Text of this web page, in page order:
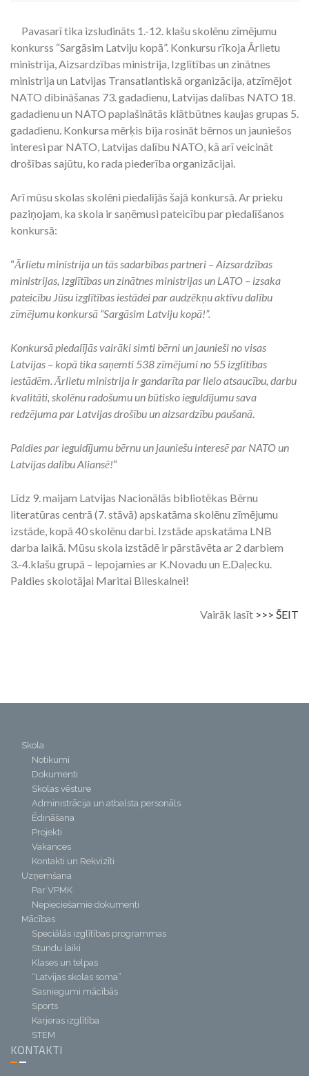
Pavasarī tika izsludināts 1.-12. klašu skolēnu zīmējumu
konkurss “Sargāsim Latviju kopā”. Konkursu rīkoja Ārlietu
ministrija, Aizsardzības ministrija, Izglītības un zinātnes
ministrija un Latvijas Transatlantiskā organizācija, atzīmējot
NATO dibināšanas 73. gadadienu, Latvijas dalības NATO 18.
gadadienu un NATO paplašinātās klātbūtnes kaujas grupas 5.
gadadienu. Konkursa mērķis bija rosināt bērnos un jauniešos
interesi par NATO, Latvijas dalību NATO, kā arī veicināt
drošības sajūtu, ko rada piederība organizācijai.
Arī mūsu skolas skolēni piedalījās šajā konkursā. Ar prieku
paziņojam, ka skola ir saņēmusi pateicību par piedalīšanos
konkursā:
“Ārlietu ministrija un tās sadarbības partneri – Aizsardzības
ministrijas, Izglītības un zinātnes ministrijas un LATO – izsaka
pateicību Jūsu izglītības iestādei par audzēkņu aktīvu dalību
zīmējumu konkursā “Sargāsim Latviju kopā!”.
Konkursā piedalījās vairāki simti bērni un jaunieši no visas
Latvijas – kopā tika saņemti 538 zīmējumi no 55 izglītības
iestādēm. Ārlietu ministrija ir gandarīta par lielo atsaucību, darbu
kvalitāti, skolēnu radošumu un būtisko ieguldījumu sava
redzējuma par Latvijas drošību un aizsardzību paušanā.
Paldies par ieguldījumu bērnu un jauniešu interesē par NATO un
Latvijas dalību Aliansē!“
Līdz 9. maijam Latvijas Nacionālās bibliotēkas Bērnu
literatūras centrā (7. stāvā) apskatāma skolēnu zīmējumu
izstāde, kopā 40 skolēnu darbi. Izstāde apskatāma LNB
darba laikā. Mūsu skola izstādē ir pārstāvēta ar 2 darbiem
3.-4.klašu grupā – lepojamies ar K.Novadu un E.Daļecku.
Paldies skolotājai Maritai Bileskalnei!
Vairāk lasīt >>> ŠEIT
Skola
Notikumi
Dokumenti
Skolas vēsture
Administrācija un atbalsta personāls
Ēdināšana
Projekti
Vakances
Kontakti un Rekvizīti
Uzņemšana
Par VPMK
Nepieciešamie dokumenti
Mācības
Speciālās izglītības programmas
Stundu laiki
Klases un telpas
“Latvijas skolas soma”
Sasniegumi mācībās
Sports
Karjeras izglītība
STEM
KONTAKTI